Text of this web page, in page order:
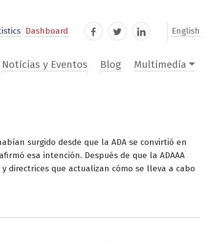
Dashboard FacebookTwitterLinkedIn English
Noticias y Eventos Blog Multimedia
surgido desde que la ADA se convirtió en
esa intención. Después de que la ADAAA
directrices que actualizan cómo se lleva a cabo